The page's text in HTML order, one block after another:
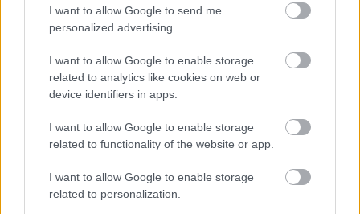
I want to allow Google to send me
personalized advertising.
I want to allow Google to enable storage
related to analytics like cookies on web or
device identifiers in apps.
I want to allow Google to enable storage
related to functionality of the website or app.
I want to allow Google to enable storage
related to personalization.
szól: Ráth vagy Házmán? A harmadik jelölt
(Havas Sándor) csak a hagyományos
hármas szám kiegészítéséül marad,
csöndben és érintetlen tiszteletben. Mind
Ráth Károlynak, mind Budaváros legutolsó
polgármesterének, Házmán Ferencznek
tekintélyes pártja van a városi képviselet
minden este gyűléseztek, s jelöltjük mellett
tömör állást foglaltak el, ugy hogy a diadalt